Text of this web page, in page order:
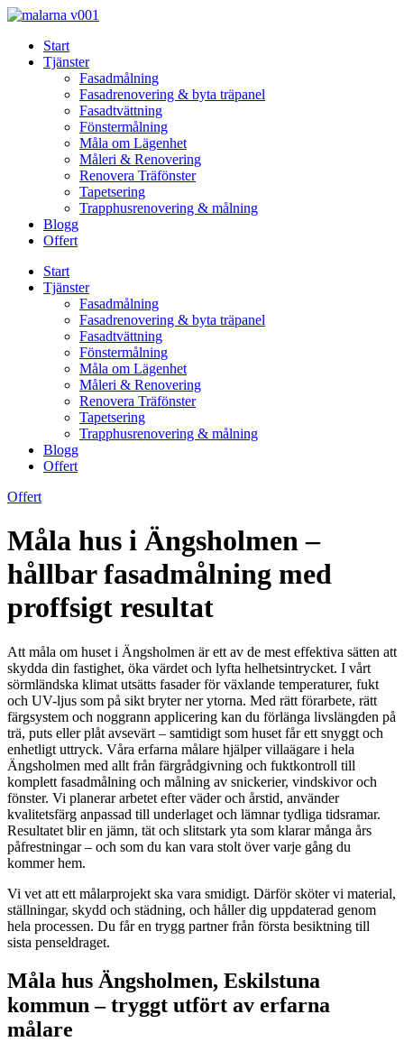
Skip
contentStart
Tjänster
Fasadmålning
Fasadrenovering & byta träpanel
Fasadtvättning
Fönstermålning
Måla om Lägenhet
Måleri & Renovering
Renovera Träfönster
Tapetsering
Trapphusrenovering & målning
Blogg
Offert
Start
Tjänster
Fasadmålning
Fasadrenovering & byta träpanel
Fasadtvättning
Fönstermålning
Måla om Lägenhet
Måleri & Renovering
Renovera Träfönster
Tapetsering
Trapphusrenovering & målning
Blogg
Offert
Offert
Måla hus i Ängsholmen –
hållbar fasadmålning med
proffsigt resultat
Att måla om huset i Ängsholmen är ett av de mest effektiva sätten att
skydda din fastighet, öka värdet och lyfta helhetsintrycket. I vårt
sörmländska klimat utsätts fasader för växlande temperaturer, fukt
och UV-ljus som på sikt bryter ner ytorna. Med rätt förarbete, rätt
färgsystem och noggrann applicering kan du förlänga livslängden på
trä, puts eller plåt avsevärt – samtidigt som huset får ett snyggt och
enhetligt uttryck. Våra erfarna målare hjälper villaägare i hela
Ängsholmen med allt från färgrådgivning och fuktkontroll till
komplett fasadmålning och målning av snickerier, vindskivor och
fönster. Vi planerar arbetet efter väder och årstid, använder
kvalitetsfärg anpassad till underlaget och lämnar tydliga tidsramar.
Resultatet blir en jämn, tät och slitstark yta som klarar många års
påfrestningar – och som du kan vara stolt över varje gång du
kommer hem.
Vi vet att ett målarprojekt ska vara smidigt. Därför sköter vi material,
ställningar, skydd och städning, och håller dig uppdaterad genom
hela processen. Du får en trygg partner från första besiktning till
sista penseldraget.
Måla hus Ängsholmen, Eskilstuna
kommun – tryggt utfört av erfarna
målare